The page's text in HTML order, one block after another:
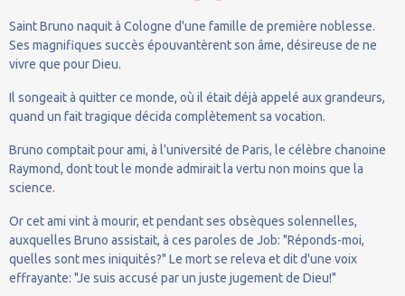
Saint Bruno naquit à Cologne d'une famille de première noblesse.
Ses magnifiques succès épouvantèrent son âme, désireuse de ne
vivre que pour Dieu.
Il songeait à quitter ce monde, où il était déjà appelé aux grandeurs,
quand un fait tragique décida complètement sa vocation.
Bruno comptait pour ami, à l'université de Paris, le célèbre chanoine
Raymond, dont tout le monde admirait la vertu non moins que la
science.
Or cet ami vint à mourir, et pendant ses obsèques solennelles,
auxquelles Bruno assistait, à ces paroles de Job: "Réponds-moi,
quelles sont mes iniquités?" Le mort se releva et dit d'une voix
effrayante: "Je suis accusé par un juste jugement de Dieu!"